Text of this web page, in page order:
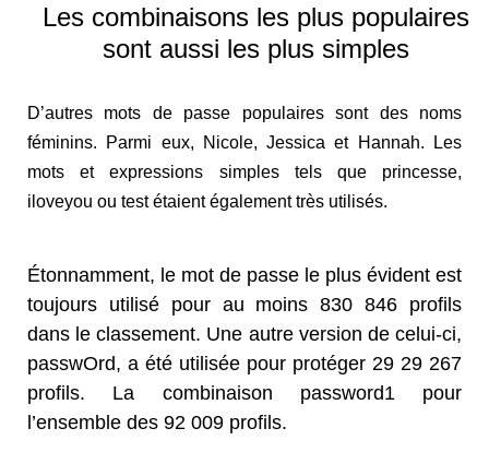
Les combinaisons les plus populaires
sont aussi les plus simples
D’autres mots de passe populaires sont des noms
féminins. Parmi eux, Nicole, Jessica et Hannah. Les
mots et expressions simples tels que princesse,
iloveyou ou test étaient également très utilisés.
Étonnamment, le mot de passe le plus évident est
toujours utilisé pour au moins 830 846 profils
dans le classement. Une autre version de celui-ci,
passwOrd, a été utilisée pour protéger 29 29 267
profils. La combinaison password1 pour
l’ensemble des 92 009 profils.